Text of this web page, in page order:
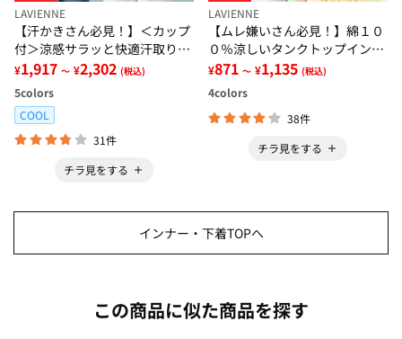
LAVIENNE
【汗かきさん必見！】＜カップ
付＞涼感サラッと快適汗取りタ
ンクトップインナー＜さらりラ
ボ＞
¥1,917 ～ ¥2,302 (税込)
5colors
COOL
31件
チラ見をする
LAVIENNE
【ムレ嫌いさん必見！】綿１０
０％涼しいタンクトップインナ
ー＜さらりラボ＞
¥871 ～ ¥1,135 (税込)
4colors
38件
チラ見をする
インナー・下着TOPへ
この商品に似た商品を探す